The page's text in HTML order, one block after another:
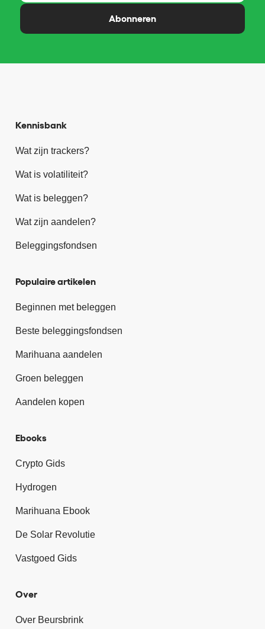
Abonneren
Kennisbank
Wat zijn trackers?
Wat is volatiliteit?
Wat is beleggen?
Wat zijn aandelen?
Beleggingsfondsen
Populaire artikelen
Beginnen met beleggen
Beste beleggingsfondsen
Marihuana aandelen
Groen beleggen
Aandelen kopen
Ebooks
Crypto Gids
Hydrogen
Marihuana Ebook
De Solar Revolutie
Vastgoed Gids
Over
Over Beursbrink